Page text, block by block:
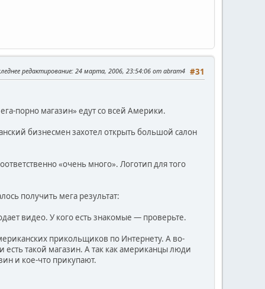
#31
редактирование: 24 марта, 2006, 23:54:06 от abram4
порно магазин» едут со всей Америки.
бизнесмен захотел открыть большой салон
«очень много». Логотип для того
получить мега результат:
видео. У кого есть знакомые — проверьте.
прикольщиков по Интернету. А во-
такой магазин. А так как американцы люди
и кое-что прикупают.